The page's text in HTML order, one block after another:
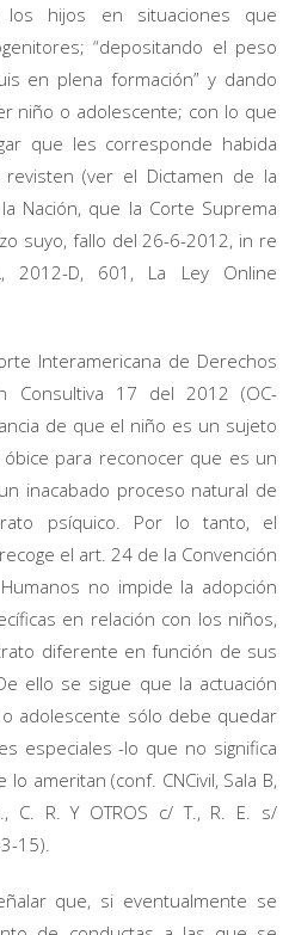
hijos en situaciones que
“depositando el peso
en plena formación” y dando
niño o adolescente; con lo que
que les corresponde habida
(ver el Dictamen de la
Nación, que la Corte Suprema
suyo, fallo del 26-6-2012, in re
2012-D, 601, La Ley Online
Interamericana de Derechos
Consultiva 17 del 2012 (OC-
de que el niño es un sujeto
para reconocer que es un
inacabado proceso natural de
psíquico. Por lo tanto, el
el art. 24 de la Convención
no impide la adopción
en relación con los niños,
diferente en función de sus
ello se sigue que la actuación
adolescente sólo debe quedar
especiales -lo que no significa
lo ameritan (conf. CNCivil, Sala B,
C. R. Y OTROS c/ T., R. E. s/
15).
que, si eventualmente se